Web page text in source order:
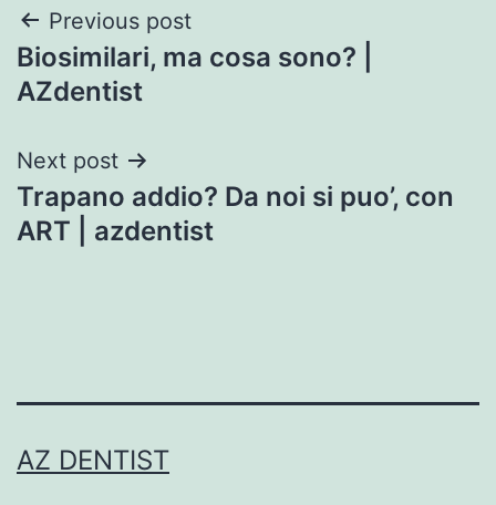
Post
navigation
Previous post
Biosimilari, ma cosa sono? |
AZdentist
Next post
Trapano addio? Da noi si puo’, con
ART | azdentist
AZ DENTIST